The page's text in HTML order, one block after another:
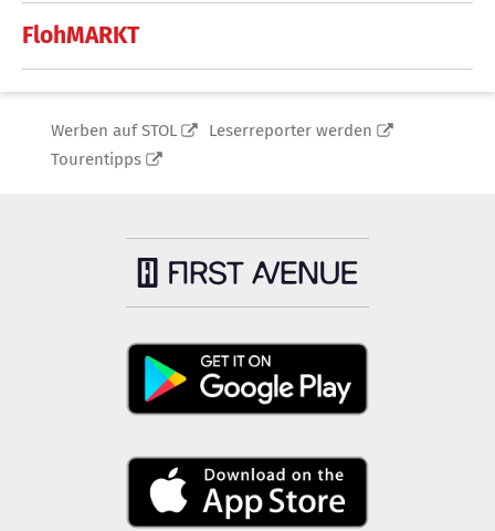
FlohMARKT
Werben auf STOL
Leserreporter werden
Tourentipps